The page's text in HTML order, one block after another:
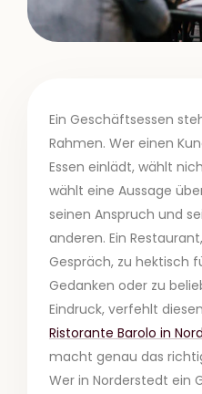
Ein Geschäftsessen
Rahmen. Wer einen
Essen einlädt, wählt
wählt eine Aussage
seinen Anspruch und
anderen. Ein
Gespräch, zu hektisch
Gedanken oder zu
Eindruck, verfehlt
Ristorante Barolo in
macht genau das
Wer in Norderstedt ein